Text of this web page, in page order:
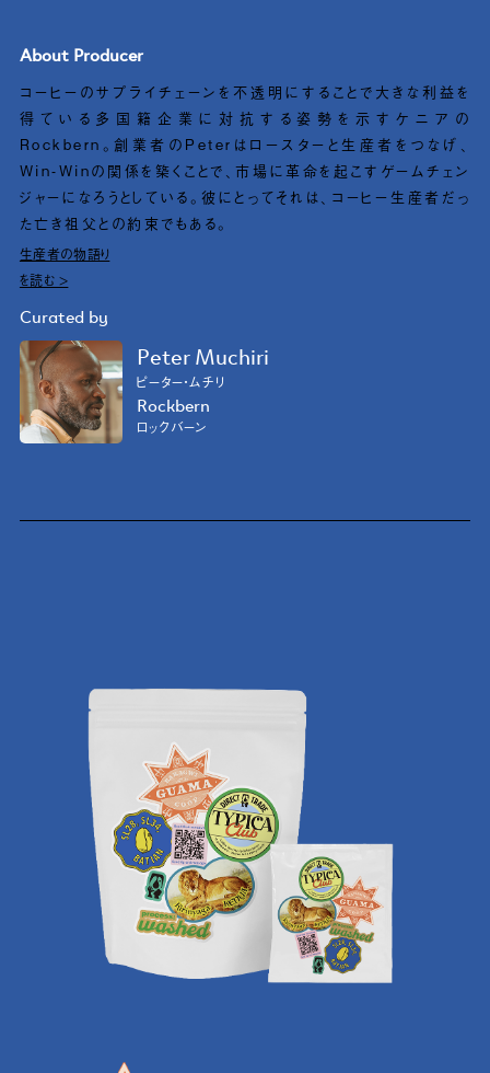
About Producer
コーヒーのサプライチェーンを不透明にすることで大きな利益を
得ている多国籍企業に対抗する姿勢を示すケニアの
Rockbern。創業者のPeterはロースターと生産者をつなげ、
Win-Winの関係を築くことで、市場に革命を起こすゲームチェン
ジャーになろうとしている。彼にとってそれは、コーヒー生産者だっ
た亡き祖父との約束でもある。
生産者の物語り
を読む >
Curated by
Peter Muchiri
ピーター・ムチリ
Rockbern
ロックバーン